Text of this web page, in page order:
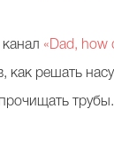
«Dad, how
как решать
трубы.